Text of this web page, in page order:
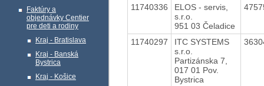
Faktúry a
objednávky Centier
pre deti a rodiny
Kraj - Bratislava
Kraj - Banská
Bystrica
Kraj - Košice
11740336
ELOS - servis,
s.r.o.
951 03 Čeladice
11740297
ITC SYSTEMS
s.r.o.
Partizánska 7,
017 01 Pov.
Bystrica